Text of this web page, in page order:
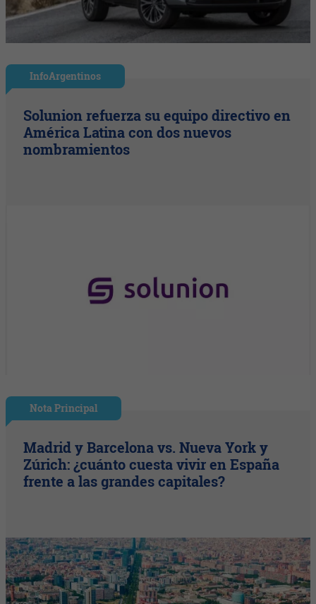
InfoArgentinos
Solunion refuerza su equipo directivo en
América Latina con dos nuevos
nombramientos
Nota Principal
Madrid y Barcelona vs. Nueva York y
Zúrich: ¿cuánto cuesta vivir en España
frente a las grandes capitales?